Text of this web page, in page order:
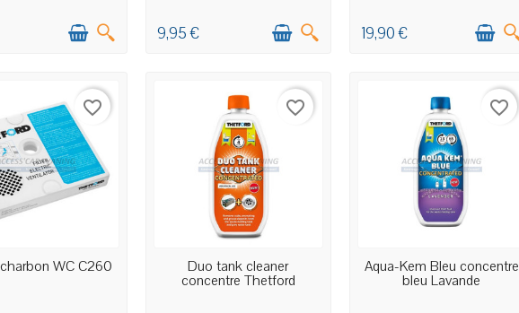
9,95 € 19,90 €
ARTICLES EN STOCK
favorite_border
WC C260 EN STOCK MAGASIN
favorite_border
Duo tank cleaner
concentre Thetford
DERNIERS ARTICLES EN STOCK
favorite_border
Aqua-Kem Bleu concentre
bleu Lavande